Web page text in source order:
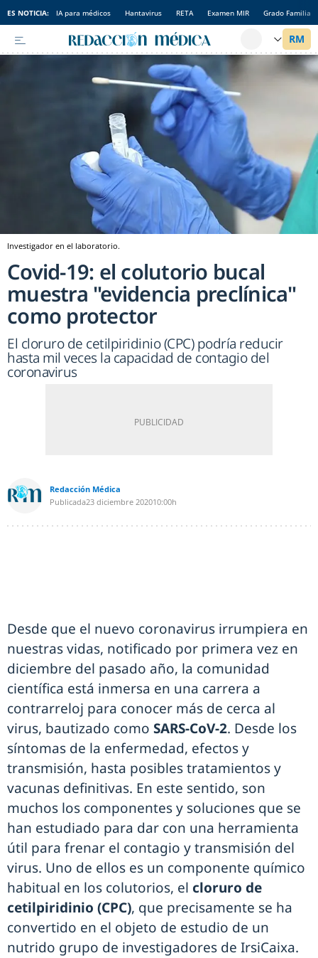
ES NOTICIA: IA para médicos Hantavirus RETA Examen MIR Grado Familia
Investigador en el laboratorio.
Covid-19: el colutorio bucal
muestra "evidencia preclínica"
como protector
El cloruro de cetilpiridinio (CPC) podría reducir
hasta mil veces la capacidad de contagio del
coronavirus
Redacción Médica
Publicada23 diciembre 202010:00h
Desde que el nuevo coronavirus irrumpiera en
nuestras vidas, notificado por primera vez en
diciembre del pasado año, la comunidad
científica está inmersa en una carrera a
contrarreloj para conocer más de cerca al
virus, bautizado como SARS-CoV-2. Desde los
síntomas de la enfermedad, efectos y
transmisión, hasta posibles tratamientos y
vacunas definitivas. En este sentido, son
muchos los componentes y soluciones que se
han estudiado para dar con una herramienta
útil para frenar el contagio y transmisión del
virus. Uno de ellos es un componente químico
habitual en los colutorios, el cloruro de
cetilpiridinio (CPC), que precisamente se ha
convertido en el objeto de estudio de un
nutrido grupo de investigadores de IrsiCaixa.